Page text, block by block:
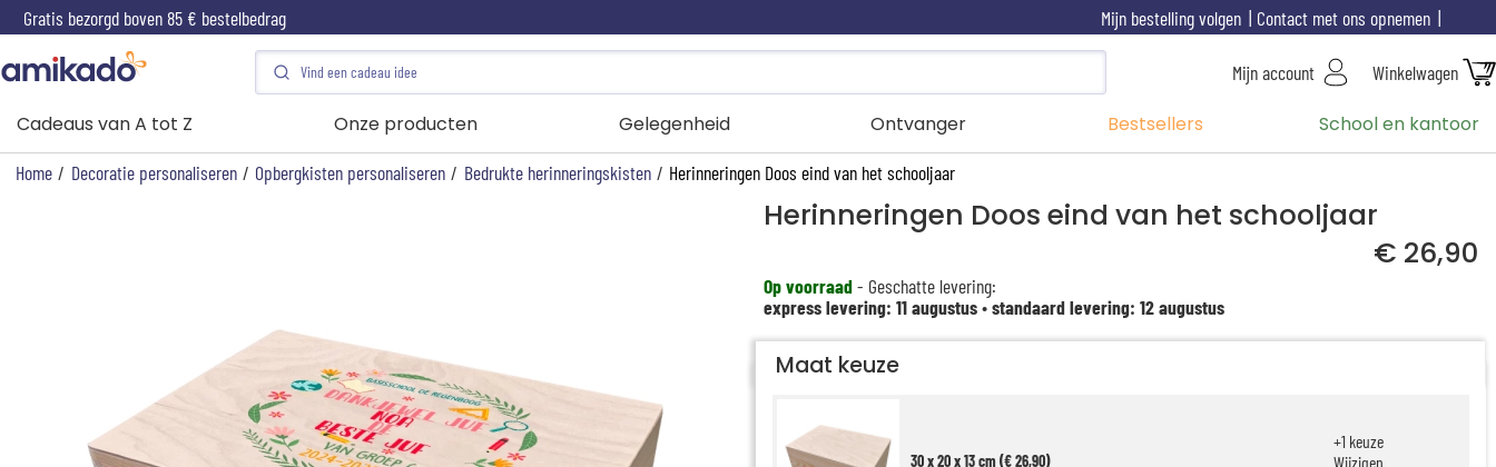
Gratis bezorgd boven 85 € bestelbedrag Contact met ons opnemen
Mijn bestelling volgen
Mijn account Winkelwagen
Cadeaus van A tot Z Onze producten Gelegenheid Ontvanger Bestsellers School en kantoor
Home / Decoratie personaliseren / Opbergkisten personaliseren / Bedrukte herinneringskisten / Herinneringen Doos eind van het schooljaar
Herinneringen Doos eind van het schooljaar
€ 26,90
Op voorraad- Geschatte levering:
express levering: 11 augustus•standaard levering: 12 augustus
Maat keuze
30 x 20 x 13 cm (€ 26,90)
+1 keuze
Wijzigen